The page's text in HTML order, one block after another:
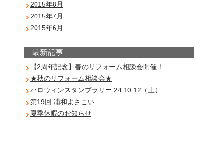
2015年8月
2015年7月
2015年6月
最新記事
【2周年記念】春のリフォーム相談会開催！
★秋のリフォーム相談会★
ハロウィンスタンプラリー 24.10.12（土）
第19回 浦和よさこい
夏季休暇のお知らせ